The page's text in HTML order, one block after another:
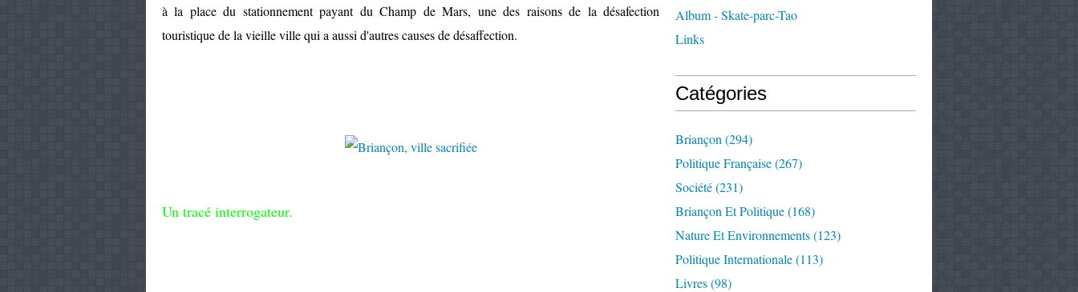
à la place du stationnement payant du Champ de Mars, une des raisons de la désafection
touristique de la vieille ville qui a aussi d'autres causes de désaffection.
Un tracé interrogateur.
Album - Skate-parc-Tao
Links
Catégories
Briançon (294)
Politique Française(267)
Société(231)
Briançon Et Politique(168)
Nature Et Environnements(123)
Politique Internationale(113)
Livres(98)